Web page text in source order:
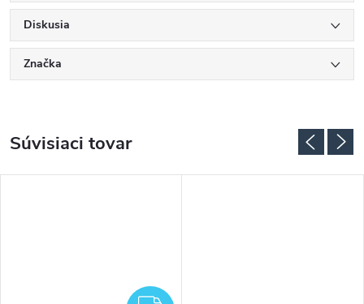
Diskusia
Značka
Súvisiaci tovar